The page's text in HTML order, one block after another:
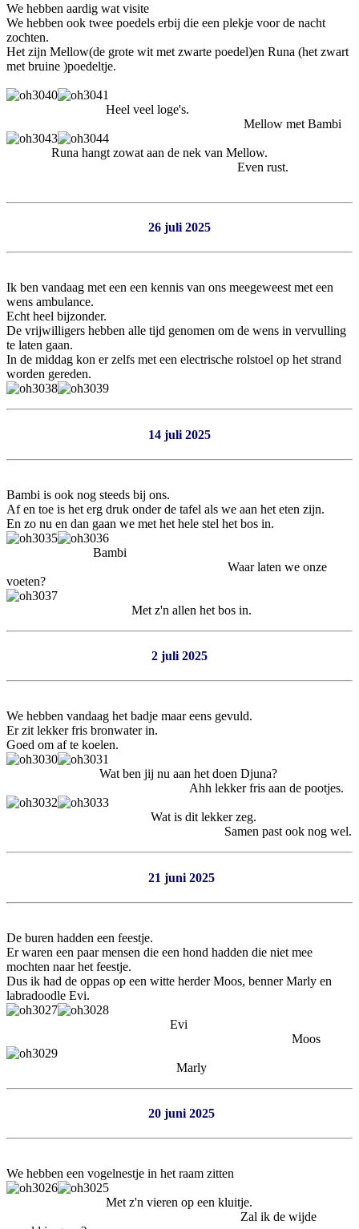
We hebben aardig wat visite
We hebben ook twee poedels erbij die een plekje voor de nacht
zochten.
Het zijn Mellow(de grote wit met zwarte poedel)en Runa (het zwart
met bruine )poedeltje.
Heel veel loge's.
Mellow met Bambi
Runa hangt zowat aan de nek van Mellow.
Even rust.
26 juli 2025
Ik ben vandaag met een een kennis van ons meegeweest met een
wens ambulance.
Echt heel bijzonder.
De vrijwilligers hebben alle tijd genomen om de wens in vervulling
te laten gaan.
In de middag kon er zelfs met een electrische rolstoel op het strand
worden gereden.
14 juli 2025
Bambi is ook nog steeds bij ons.
Af en toe is het erg druk onder de tafel als we aan het eten zijn.
En zo nu en dan gaan we met het hele stel het bos in.
Bambi
Waar laten we onze
voeten?
Met z'n allen het bos in.
2 juli 2025
We hebben vandaag het badje maar eens gevuld.
Er zit lekker fris bronwater in.
Goed om af te koelen.
Wat ben jij nu aan het doen Djuna?
Ahh lekker fris aan de pootjes.
Wat is dit lekker zeg.
Samen past ook nog wel.
21 juni 2025
De buren hadden een feestje.
Er waren een paar mensen die een hond hadden die niet mee
mochten naar het feestje.
Dus ik had de oppas op een witte herder Moos, benner Marly en
labradoodle Evi.
Evi
Moos
Marly
20 juni 2025
We hebben een vogelnestje in het raam zitten
Met z'n vieren op een kluitje.
Zal ik de wijde